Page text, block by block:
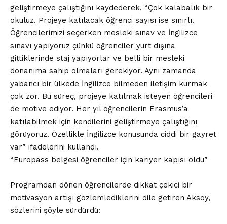
geliştirmeye çalıştığını kaydederek, “Çok kalabalık bir
okuluz. Projeye katılacak öğrenci sayısı ise sınırlı.
Öğrencilerimizi seçerken mesleki sınav ve İngilizce
sınavı yapıyoruz çünkü öğrenciler yurt dışına
gittiklerinde staj yapıyorlar ve belli bir mesleki
donanıma sahip olmaları gerekiyor. Aynı zamanda
yabancı bir ülkede İngilizce bilmeden iletişim kurmak
çok zor. Bu süreç, projeye katılmak isteyen öğrencileri
de motive ediyor. Her yıl öğrencilerin Erasmus’a
katılabilmek için kendilerini geliştirmeye çalıştığını
görüyoruz. Özellikle İngilizce konusunda ciddi bir gayret
var” ifadelerini kullandı.
“Europass belgesi öğrenciler için kariyer kapısı oldu”
Programdan dönen öğrencilerde dikkat çekici bir
motivasyon artışı gözlemlediklerini dile getiren Aksoy,
sözlerini şöyle sürdürdü: